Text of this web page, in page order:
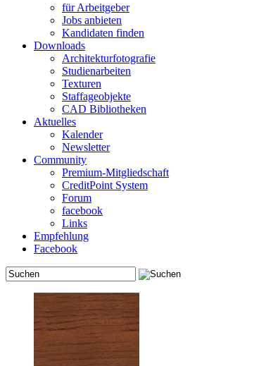
für Arbeitgeber
Jobs anbieten
Kandidaten finden
Downloads
Architekturfotografie
Studienarbeiten
Texturen
Staffageobjekte
CAD Bibliotheken
Aktuelles
Kalender
Newsletter
Community
Premium-Mitgliedschaft
CreditPoint System
Forum
facebook
Links
Empfehlung
Facebook